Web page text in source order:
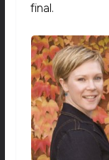
final.